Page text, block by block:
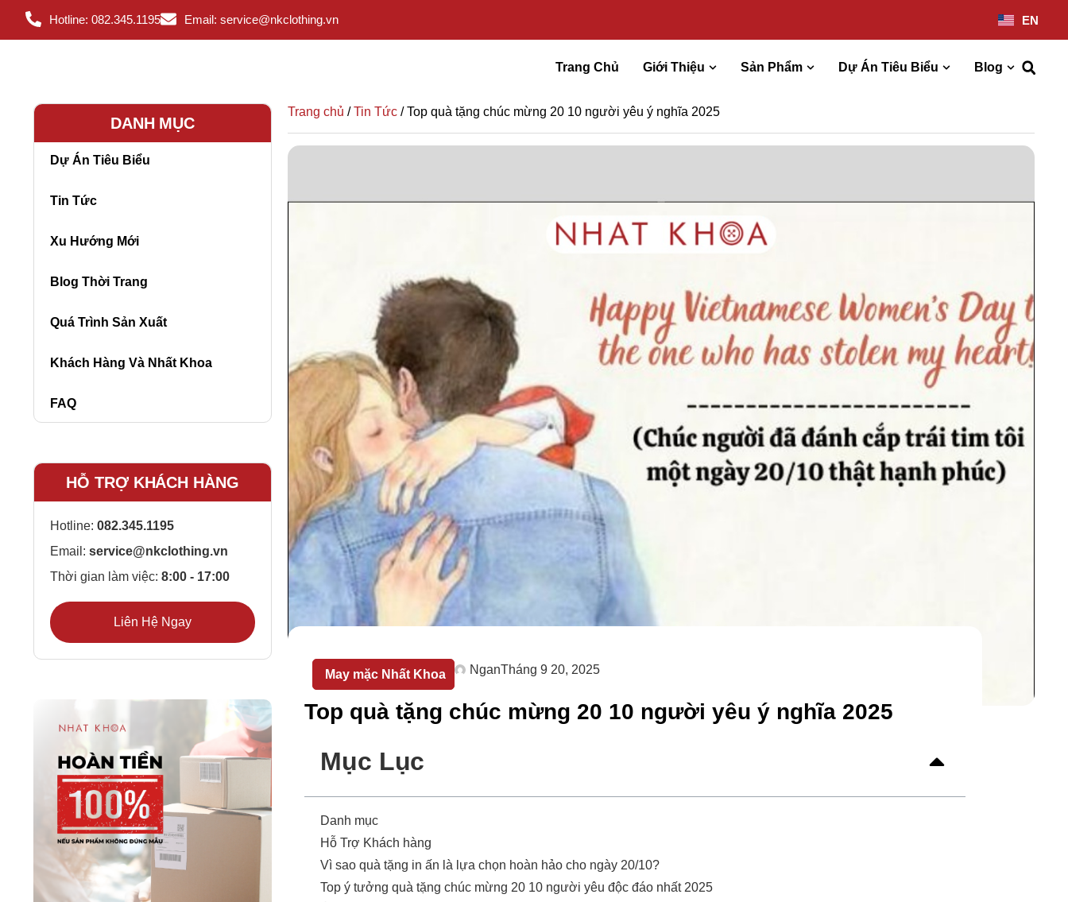
Hotline: 082.345.1195 Email: service@nkclothing.vn EN
Trang Chủ Giới Thiệu Sản Phẩm Dự Án Tiêu Biểu Blog
DANH MỤC
Dự Án Tiêu Biểu
Tin Tức
Xu Hướng Mới
Blog Thời Trang
Quá Trình Sản Xuất
Khách Hàng Và Nhất Khoa
FAQ
HỖ TRỢ KHÁCH HÀNG
Hotline: 082.345.1195
Email: service@nkclothing.vn
Thời gian làm việc: 8:00 - 17:00
Liên Hệ Ngay
Trang chủ /Tin Tức / Top quà tặng chúc mừng 20 10 người yêu ý nghĩa 2025
May mặc Nhất Khoa NganTháng 9 20, 2025
Top quà tặng chúc mừng 20 10 người yêu ý nghĩa 2025
Mục Lục
Danh mục
Hỗ Trợ Khách hàng
Vì sao quà tặng in ấn là lựa chọn hoàn hảo cho ngày 20/10?
Top ý tưởng quà tặng chúc mừng 20 10 người yêu độc đáo nhất 2025